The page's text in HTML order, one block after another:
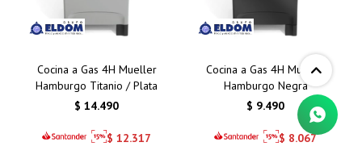
Cocina a Gas 4H Mueller
Hamburgo Titanio / Plata
$ 14.490
$ 12.317
Cocina a Gas 4H Mueller
Hamburgo Negra
$ 9.490
$ 8.067